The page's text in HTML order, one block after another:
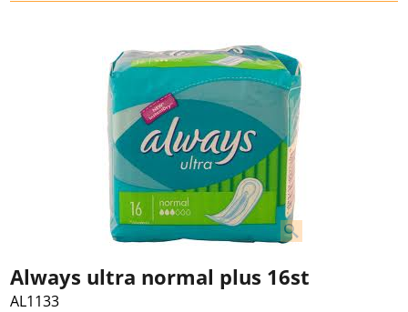
Always ultra normal plus 16st
AL1133